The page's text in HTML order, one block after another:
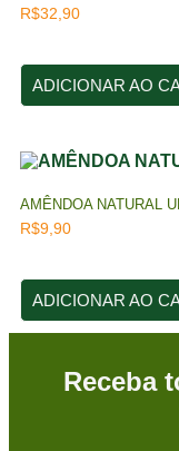
R$32,90
ADICIONAR AO
AMÊNDOA NATURAL
R$9,90
ADICIONAR AO
Receba